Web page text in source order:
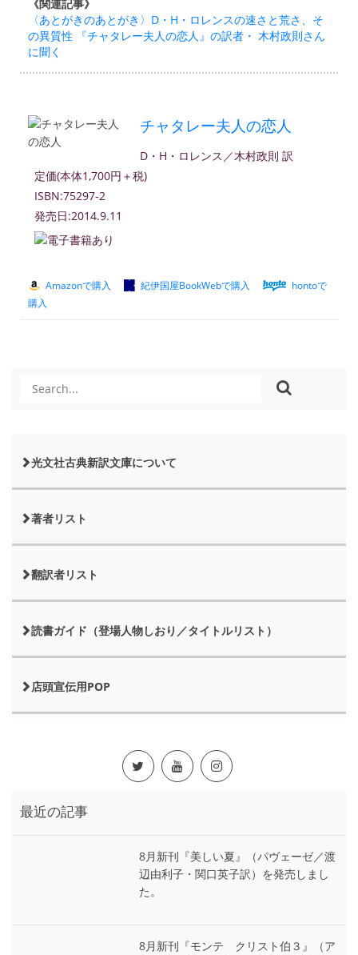
《関連記事》
〈あとがきのあとがき〉D・H・ロレンスの速さと荒さ、そ
の異質性 『チャタレー夫人の恋人』の訳者・ 木村政則さん
に聞く
チャタレー夫人の恋人
D・H・ロレンス／木村政則 訳
定価(本体1,700円＋税)
ISBN:75297-2
発売日:2014.9.11
Amazonで購入 紀伊国屋BookWebで購入
hontoで
購入
光文社古典新訳文庫について
著者リスト
翻訳者リスト
読書ガイド（登場人物しおり／タイトルリスト）
店頭宣伝用POP
最近の記事
8月新刊『美しい夏』（パヴェーゼ／渡
辺由利子・関口英子訳）を発売しまし
た。
8月新刊『モンテ゠クリスト伯３』（ア